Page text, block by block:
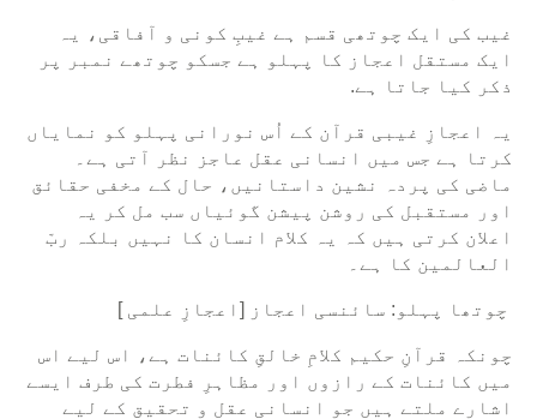
غیب کی ایک چوتھی قسم ہے غیبِ کونی و آفاقی، یہ
ایک مستقل اعجاز کا پہلو ہے جسکو چوتھے نمبر پر
ذکر کیا جاتا ہے.
یہ اعجازِ غیبی قرآن کے اُس نورانی پہلو کو نمایاں
کرتا ہے جس میں انسانی عقل عاجز نظر آتی ہے۔
ماضی کی پردہ نشین داستانیں، حال کے مخفی حقائق
اور مستقبل کی روشن پیشن گوئیاں سب مل کر یہ
اعلان کرتی ہیں کہ یہ کلام انسان کا نہیں بلکہ ربّ
العالمین کا ہے۔
چوتھا پہلو: سائنسی اعجاز [اعجازِ علمی ]
چونکہ قرآنِ حکیم کلامِ خالقِ کائنات ہے، اس لیے اس
میں کائنات کے رازوں اور مظاہرِ فطرت کی طرف ایسے
اشارے ملتے ہیں جو انسانی عقل و تحقیق کے لیے